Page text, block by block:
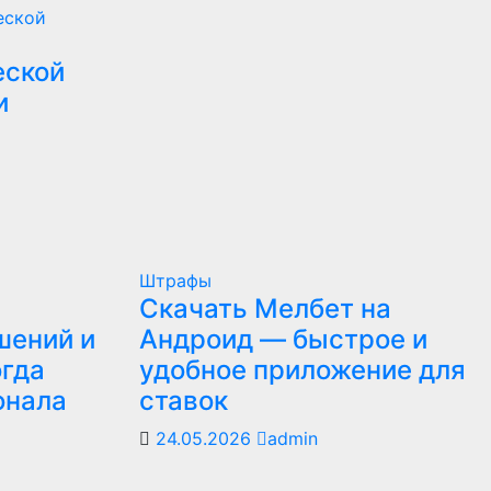
и
Штрафы
Скачать Мелбет на
Андроид — быстрое и
удобное приложение для
ставок
24.05.2026 admin